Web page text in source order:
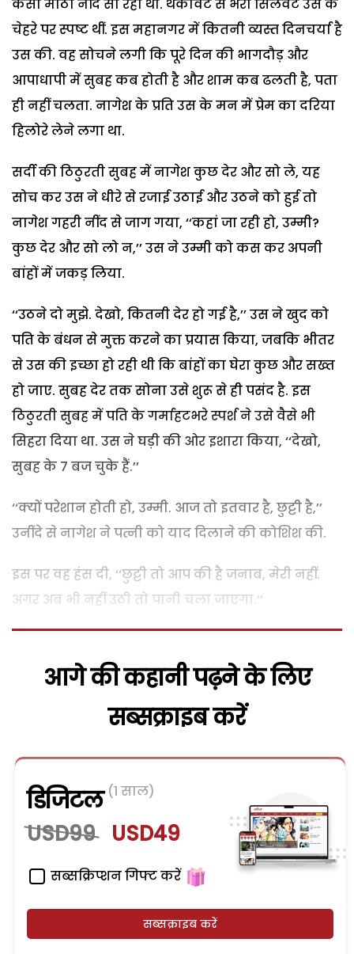
कैसी मीठी नींद सो रहा था. थकावट से भरी सिलवटें उस के
चेहरे पर स्पष्ट थीं. इस महानगर में कितनी व्यस्त दिनचर्या है
उस की. वह सोचने लगी कि पूरे दिन की भागदौड़ और
आपाधापी में सुबह कब होती है और शाम कब ढलती है, पता
ही नहीं चलता. नागेश के प्रति उस के मन में प्रेम का दरिया
हिलोरे लेने लगा था.
सर्दी की ठिठुरती सुबह में नागेश कुछ देर और सो ले, यह
सोच कर उस ने धीरे से रजाई उठाई और उठने को हुई तो
नागेश गहरी नींद से जाग गया, ‘‘कहां जा रही हो, उम्मी?
कुछ देर और सो लो न,’’ उस ने उम्मी को कस कर अपनी
बांहों में जकड़ लिया.
‘‘उठने दो मुझे. देखो, कितनी देर हो गई है,’’ उस ने खुद को
पति के बंधन से मुक्त करने का प्रयास किया, जबकि भीतर
से उस की इच्छा हो रही थी कि बांहों का घेरा कुछ और सख्त
हो जाए. सुबह देर तक सोना उसे शुरू से ही पसंद है. इस
ठिठुरती सुबह में पति के गर्माहटभरे स्पर्श ने उसे वैसे भी
सिहरा दिया था. उस ने घड़ी की ओर इशारा किया, ‘‘देखो,
सुबह के 7 बज चुके हैं.’’
‘‘क्यों परेशान होती हो, उम्मी. आज तो इतवार है, छुट्टी है,’’
उनींदे से नागेश ने पत्नी को याद दिलाने की कोशिश की.
इस पर वह हंस दी, ‘‘छुट्टी तो आप की है जनाब, मेरी नहीं.
अगर अब भी नहीं उठी तो पानी चला जाएगा.’’
आगे की कहानी पढ़ने के लिए
सब्सक्राइब करें
डिजिटल (1 साल)
USD99 USD49
सब्सक्रिप्शन गिफ्ट करें
सब्सक्राइब करें